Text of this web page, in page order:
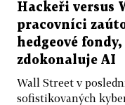
Hackeři versus
pracovníci
hedgeové
zdokonaluje AI
Wall Street v
sofistikovaných